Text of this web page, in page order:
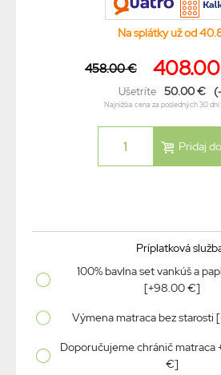
Na splátky už od
458.00 €
Ušetríte 50.00 €
Najnižšia cena za posledných 30
Príplatková
100% bavlna set vankúš a
[+98.00 €]
Výmena matraca bez
Doporučujeme chránič matraca
€]